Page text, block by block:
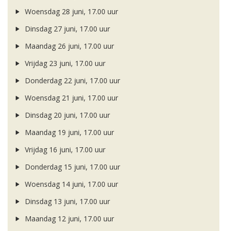
Woensdag 28 juni, 17.00 uur
Dinsdag 27 juni, 17.00 uur
Maandag 26 juni, 17.00 uur
Vrijdag 23 juni, 17.00 uur
Donderdag 22 juni, 17.00 uur
Woensdag 21 juni, 17.00 uur
Dinsdag 20 juni, 17.00 uur
Maandag 19 juni, 17.00 uur
Vrijdag 16 juni, 17.00 uur
Donderdag 15 juni, 17.00 uur
Woensdag 14 juni, 17.00 uur
Dinsdag 13 juni, 17.00 uur
Maandag 12 juni, 17.00 uur